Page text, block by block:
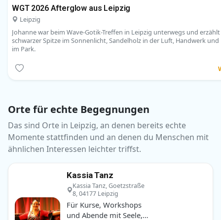
WGT 2026 Afterglow aus Leipzig
Leipzig
Johanne war beim Wave-Gotik-Treffen in Leipzig unterwegs und
schwarzer Spitze im Sonnenlicht, Sandelholz in der Luft, Handwerk
im Park.
Orte für echte Begegnungen
Das sind Orte in Leipzig, an denen bereits echte
Momente stattfinden und an denen du Menschen mit
ähnlichen Interessen leichter triffst.
Kassia Tanz
Kassia Tanz, Goetzstraße
8, 04177 Leipzig
Für Kurse, Workshops
und Abende mit Seele,